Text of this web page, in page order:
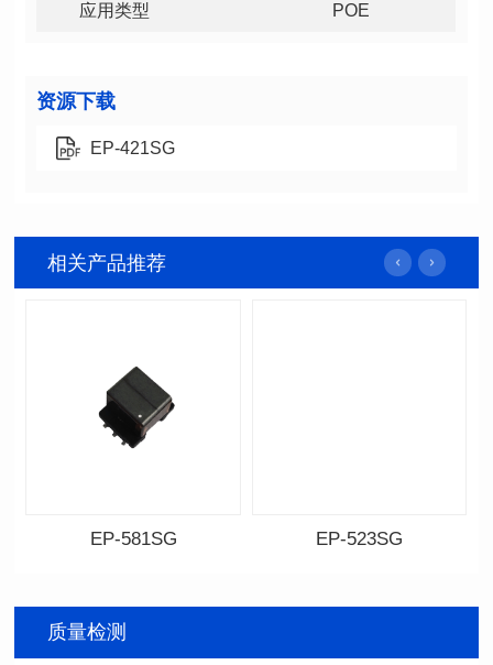
应用类型 POE
资源下载
EP-421SG
相关产品推荐
封装尺寸: 13.3*10.0*9.0
封装类型: SMT
EP-581SG
封装类型: SMT
EP-523SG
质量检测